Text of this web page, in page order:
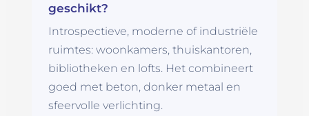
geschikt?
Introspectieve, moderne of industriële
ruimtes: woonkamers, thuiskantoren,
bibliotheken en lofts. Het combineert
goed met beton, donker metaal en
sfeervolle verlichting.